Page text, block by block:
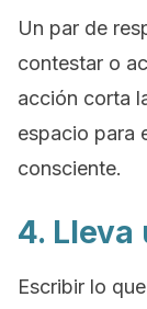
Un par de
contestar o
acción corta
espacio para
consciente.
4. Lleva
Escribir lo